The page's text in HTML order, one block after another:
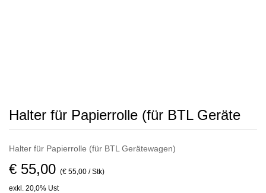
Halter für Papierrolle (für BTL Geräte
Halter für Papierrolle (für BTL Gerätewagen)
€ 55,00 (€ 55,00 / Stk)
exkl. 20,0% Ust